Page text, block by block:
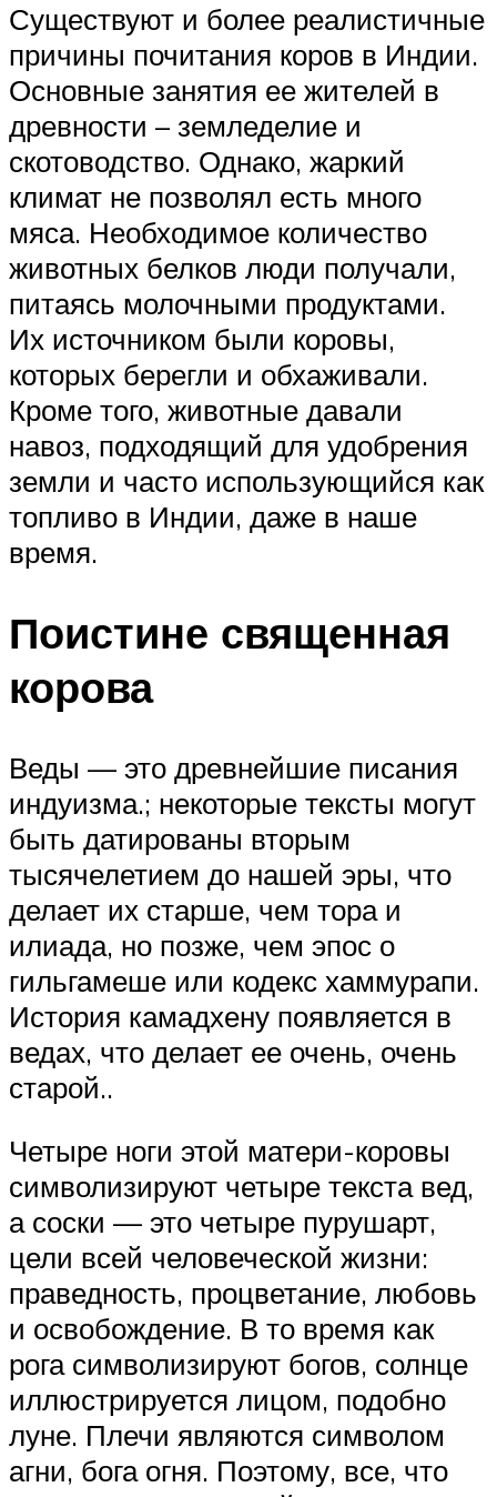
Существуют и более реалистичные
причины почитания коров в Индии.
Основные занятия ее жителей в
древности – земледелие и
скотоводство. Однако, жаркий
климат не позволял есть много
мяса. Необходимое количество
животных белков люди получали,
питаясь молочными продуктами.
Их источником были коровы,
которых берегли и обхаживали.
Кроме того, животные давали
навоз, подходящий для удобрения
земли и часто использующийся как
топливо в Индии, даже в наше
время.
Поистине священная
корова
Веды — это древнейшие писания
индуизма.; некоторые тексты могут
быть датированы вторым
тысячелетием до нашей эры, что
делает их старше, чем тора и
илиада, но позже, чем эпос о
гильгамеше или кодекс хаммурапи.
История камадхену появляется в
ведах, что делает ее очень, очень
старой..
Четыре ноги этой матери-коровы
символизируют четыре текста вед,
а соски — это четыре пурушарт,
цели всей человеческой жизни:
праведность, процветание, любовь
и освобождение. В то время как
рога символизируют богов, солнце
иллюстрируется лицом, подобно
луне. Плечи являются символом
агни, бога огня. Поэтому, все, что